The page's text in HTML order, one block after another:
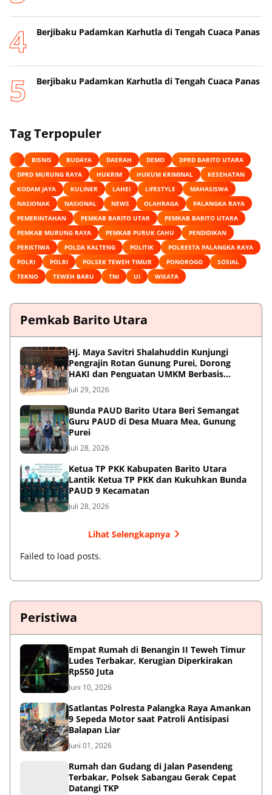
Berjibaku Padamkan Karhutla di Tengah Cuaca Panas
Berjibaku Padamkan Karhutla di Tengah Cuaca Panas
Tag Terpopuler
BISNIS BUDAYA DAERAH DEMO
DPRD BARITO UTARA
DPRD MURUNG RAYA
HUKRIM HUKUM KRIMINAL
KESEHATAN
KODAM JAYA
KULINER LAHEI LIFESTYLE
MAHASISWA
NASIONAK
NASIONAL NEWS OLAHRAGA
PALANGKA RAYA
PEMERINTAHAN
PEMKAB BARITO UTAR
PEMKAB BARITO UTARA
PEMKAB MURUNG RAYA
PEMKAB PURUK CAHU
PENDIDIKAN
PERISTIWA
POLDA KALTENG POLITIK
POLRESTA PALANGKA RAYA
POLRI
POLRI POLSEK TEWEH TIMUR PONOROGO
SOSIAL
TEKNO
TEWEH BARU TNI UI WISATA
Pemkab Barito Utara
Hj. Maya Savitri Shalahuddin Kunjungi
Pengrajin Rotan Gunung Purei, Dorong
HAKI dan Penguatan UMKM Berbasis
Kearifan Lokal
Juli 29, 2026
Bunda PAUD Barito Utara Beri Semangat
Guru PAUD di Desa Muara Mea, Gunung
Purei
Juli 28, 2026
Ketua TP PKK Kabupaten Barito Utara
Lantik Ketua TP PKK dan Kukuhkan Bunda
PAUD 9 Kecamatan
Juli 28, 2026
Lihat Selengkapnya
Failed to load posts.
Peristiwa
Empat Rumah di Benangin II Teweh Timur
Ludes Terbakar, Kerugian Diperkirakan
Rp550 Juta
Juni 10, 2026
Satlantas Polresta Palangka Raya Amankan
9 Sepeda Motor saat Patroli Antisipasi
Balapan Liar
Juni 01, 2026
Rumah dan Gudang di Jalan Pasendeng
Terbakar, Polsek Sabangau Gerak Cepat
Datangi TKP